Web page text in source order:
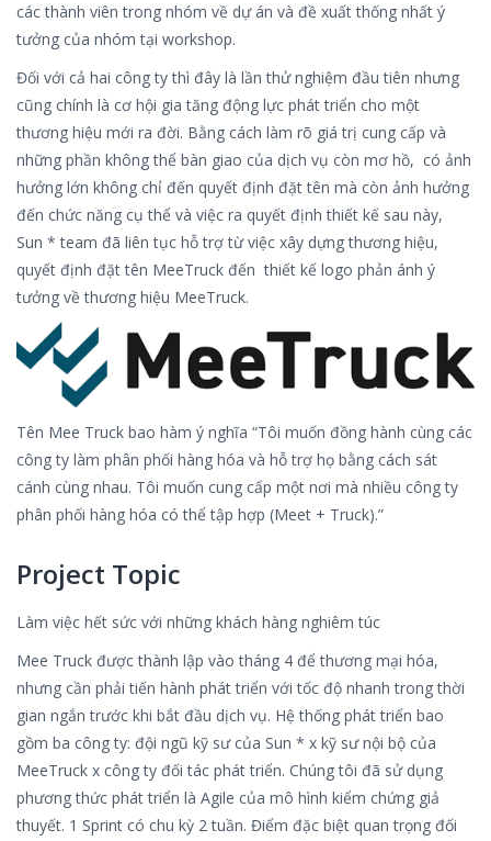
các thành viên trong nhóm về dự án và đề xuất thống nhất ý
tưởng của nhóm tại workshop.
Đối với cả hai công ty thì đây là lần thử nghiệm đầu tiên nhưng
cũng chính là cơ hội gia tăng động lực phát triển cho một
thương hiệu mới ra đời. Bằng cách làm rõ giá trị cung cấp và
những phần không thể bàn giao của dịch vụ còn mơ hồ, có ảnh
hưởng lớn không chỉ đến quyết định đặt tên mà còn ảnh hưởng
đến chức năng cụ thể và việc ra quyết định thiết kế sau này,
Sun * team đã liên tục hỗ trợ từ việc xây dựng thương hiệu,
quyết định đặt tên MeeTruck đến thiết kế logo phản ánh ý
tưởng về thương hiệu MeeTruck.
Tên Mee Truck bao hàm ý nghĩa “Tôi muốn đồng hành cùng các
công ty làm phân phối hàng hóa và hỗ trợ họ bằng cách sát
cánh cùng nhau. Tôi muốn cung cấp một nơi mà nhiều công ty
phân phối hàng hóa có thể tập hợp (Meet + Truck).”
Project Topic
Làm việc hết sức với những khách hàng nghiêm túc
Mee Truck được thành lập vào tháng 4 để thương mại hóa,
nhưng cần phải tiến hành phát triển với tốc độ nhanh trong thời
gian ngắn trước khi bắt đầu dịch vụ. Hệ thống phát triển bao
gồm ba công ty: đội ngũ kỹ sư của Sun * x kỹ sư nội bộ của
MeeTruck x công ty đối tác phát triển. Chúng tôi đã sử dụng
phương thức phát triển là Agile của mô hình kiểm chứng giả
thuyết. 1 Sprint có chu kỳ 2 tuần. Điểm đặc biệt quan trọng đối